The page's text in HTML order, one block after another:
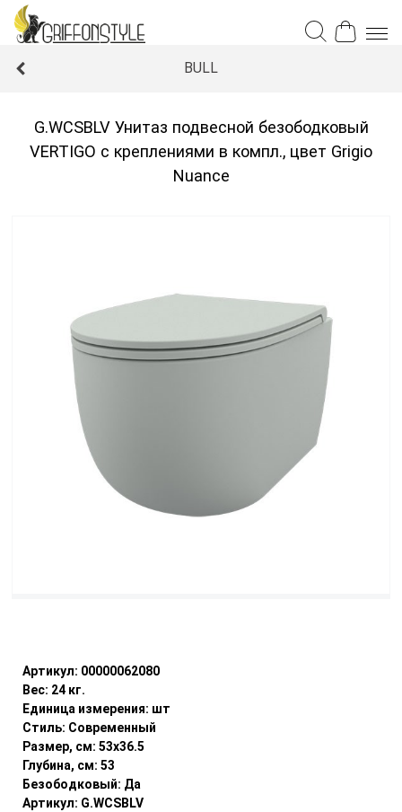
BULL
G.WCSBLV Унитаз подвесной безободковый
VERTIGO с креплениями в компл., цвет Grigio
Nuance
Артикул: 00000062080
Вес: 24 кг.
Единица измерения: шт
Стиль: Современный
Размер, см: 53x36.5
Глубина, см: 53
Безободковый: Да
Артикул: G.WCSBLV